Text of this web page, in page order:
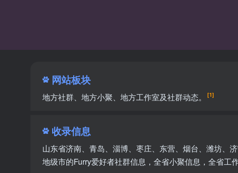
网站板块
地方社群、地方小聚、地方工作室及社群动态。 [1]
收录信息
山东省济南、青岛、淄博、枣庄、东营、烟台、潍坊、
地级市的Furry爱好者社群信息，全省小聚信息，全省工